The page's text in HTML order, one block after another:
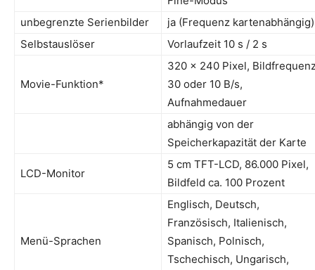
unbegrenzte Serienbilder
ja (Frequenz kartenabhängig)
Selbstauslöser
Vorlaufzeit 10 s / 2 s
Movie-Funktion*
320 x 240 Pixel,
30 oder 10 B/s,
Aufnahmedauer
abhängig von der
Speicherkapazität der Karte
LCD-Monitor
5 cm TFT-LCD, 86.000 Pixel,
Bildfeld ca. 100 Prozent
Menü-Sprachen
Englisch, Deutsch,
Französisch, Italienisch,
Spanisch, Polnisch,
Tschechisch, Ungarisch,